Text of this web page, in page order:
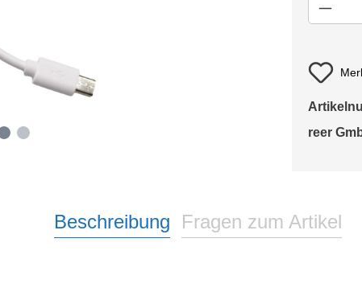
reer
Beschreibung Fragen zum Artikel